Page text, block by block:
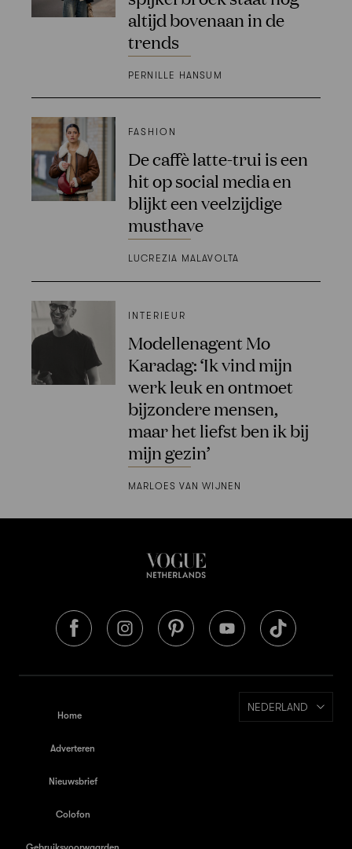
altijd bovenaan in de
trends
PERNILLE HANSUM
FASHION
De caffè latte-trui is een
hit op social media en
blijkt een veelzijdige
musthave
LUCREZIA MALAVOLTA
INTERIEUR
Modellenagent Mo
Karadag: ‘Ik vind mijn
werk leuk en ontmoet
bijzondere mensen,
maar het liefst ben ik bij
mijn gezin’
MARLOES VAN WIJNEN
Home
Adverteren
Nieuwsbrief
Colofon
NEDERLAND